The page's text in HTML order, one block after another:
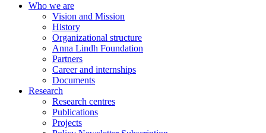
Who we are
Vision and Mission
History
Organizational structure
Anna Lindh Foundation
Partners
Career and internships
Documents
Research
Research centres
Publications
Projects